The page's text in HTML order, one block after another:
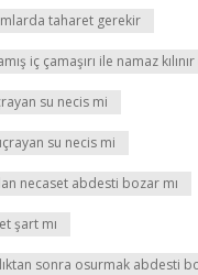
taharet gerekir
iç çamaşırı ile namaz kılınır
su necis mi
su necis mi
necaset abdesti bozar mı
şart mı
sonra osurmak abdesti